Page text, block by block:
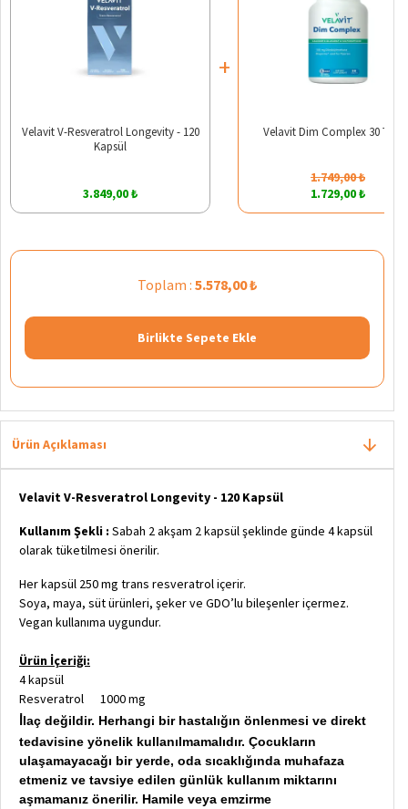
Velavit V-Resveratrol Longevity - 120
Kapsül
3.849,00 ₺
+
Velavit Dim Complex 30
1.749,00 ₺
1.729,00 ₺
Toplam : 5.578,00 ₺
Birlikte Sepete Ekle
Ürün Açıklaması
Velavit V-Resveratrol Longevity - 120 Kapsül
Kullanım Şekli : Sabah 2 akşam 2 kapsül şeklinde günde 4 kapsül
olarak tüketilmesi önerilir.
Her kapsül 250 mg trans resveratrol içerir.
Soya, maya, süt ürünleri, şeker ve GDO’lu bileşenler içermez.
Vegan kullanıma uygundur.
Ürün İçeriği:
4 kapsül
Resveratrol 1000 mg
laç değildir. Herhangi bir hastalığın önlenmesi ve direkt
tedavisine yönelik kullanılmamalıdır. Çocukların
ulaşamayacağı bir yerde, oda sıcaklığında muhafaza
etmeniz ve tavsiye edilen günlük kullanım miktarını
aşmamanız önerilir. Hamile veya emzirme